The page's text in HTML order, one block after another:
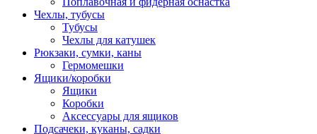
Чехлы, тубусы
Тубусы
Чехлы для катушек
Рюкзаки, сумки, каны
Гермомешки
Ящики/коробки
Ящики
Коробки
Аксессуары для ящиков
Подсачеки, куканы, садки